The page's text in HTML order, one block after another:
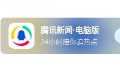
腾讯新闻·电脑版
24小时陪你追热点